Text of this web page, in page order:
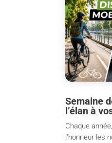
Semaine
l’élan à
Chaque
l'honneur les